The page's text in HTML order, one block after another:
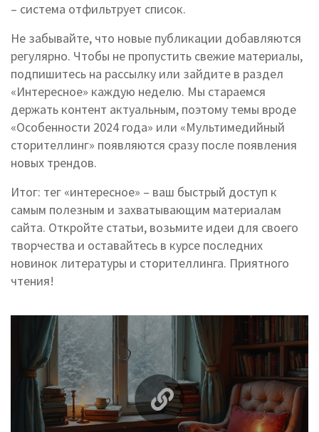
– система отфильтрует список.
Не забывайте, что новые публикации добавляются
регулярно. Чтобы не пропустить свежие материалы,
подпишитесь на рассылку или зайдите в раздел
«Интересное» каждую неделю. Мы стараемся
держать контент актуальным, поэтому темы вроде
«Особенности 2024 года» или «Мультимедийный
сторителлинг» появляются сразу после появления
новых трендов.
Итог: тег «интересное» – ваш быстрый доступ к
самым полезным и захватывающим материалам
сайта. Откройте статьи, возьмите идеи для своего
творчества и оставайтесь в курсе последних
новинок литературы и сторителлинга. Приятного
чтения!